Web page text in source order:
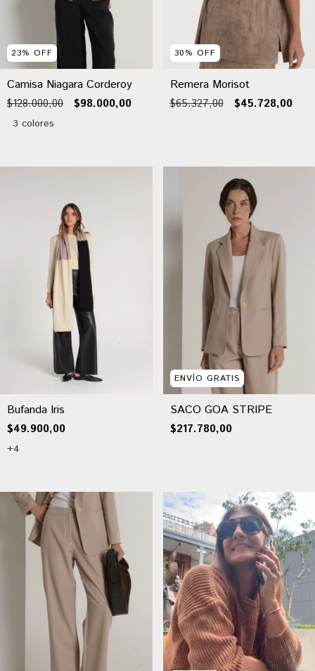
23% OFF
Camisa Niagara Corderoy
$128.000,00 $98.000,00
3 colores
30% OFF
Remera Morisot
$65.327,00 $45.728,00
Bufanda Iris
$49.900,00
+4
ENVÍO GRATIS
SACO GOA STRIPE
$217.780,00